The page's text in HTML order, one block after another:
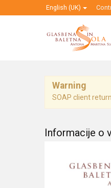
English (UK)
Warning
SOAP client
Informacije o